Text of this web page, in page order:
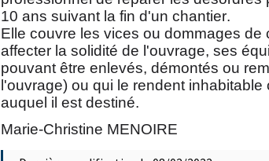
10 ans suivant la fin d'un chantier.
Elle couvre les vices ou dommages de
affecter la solidité de l'ouvrage, ses
pouvant être enlevés, démontés ou
l'ouvrage) ou qui le rendent
auquel il est destiné.
Marie-Christine MENOIRE